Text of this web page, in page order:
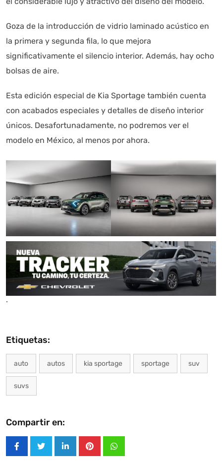
Goza de la introducción de vidrio laminado acústico en
la primera y segunda fila, lo que mejora
significativamente el silencio interior. Además, hay ocho
bolsas de aire.
Esta edición especial de Kia Sportage también cuenta
con acabados especiales y detalles de diseño interior
únicos. Desafortunadamente, no podremos ver el
modelo en México, al menos por ahora.
.
Etiquetas:
auto autos kia sportage sportage suv
suvs
Compartir en:
LinkedInPinterestWhatsapp